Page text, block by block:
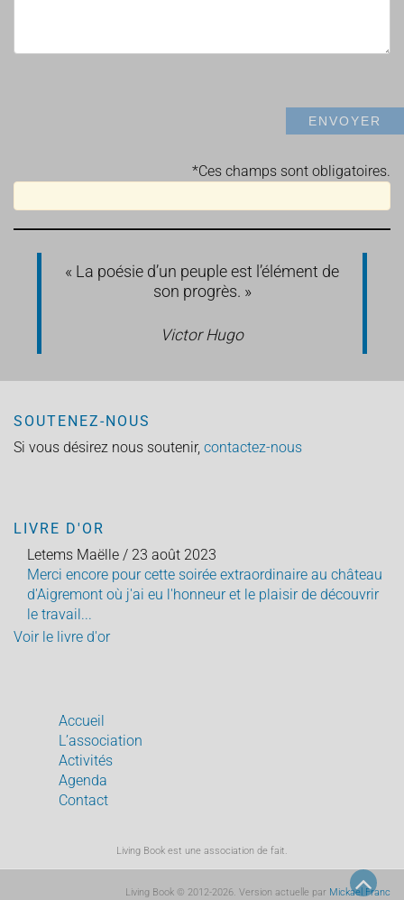
*Ces champs sont obligatoires.
« La poésie d’un peuple est l’élément de
son progrès. »
Victor Hugo
SOUTENEZ-NOUS
Si vous désirez nous soutenir, contactez-nous
LIVRE D'OR
Letems Maëlle / 23 août 2023
Merci encore pour cette soirée extraordinaire au château
d'Aigremont où j'ai eu l'honneur et le plaisir de découvrir
le travail...
Voir le livre d'or
Accueil
L’association
Activités
Agenda
Contact
Living Book est une association de fait.
Living Book © 2012-2026. Version actuelle par Mickael Franc